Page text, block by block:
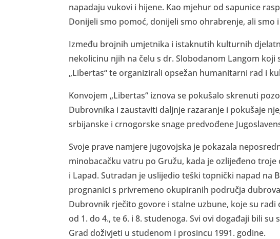
napadaju vukovi i hijene. Kao mjehur od sapunice
Donijeli smo pomoć, donijeli smo ohrabrenje, ali smo
Između brojnih umjetnika i istaknutih kulturnih
nekolicinu njih na čelu s dr. Slobodanom Langom
„Libertas“ te organizirali opsežan humanitarni rad i
Konvojem „Libertas“ iznova se pokušalo skrenuti
Dubrovnika i zaustaviti daljnje razaranje i pokušaje
srbijanske i crnogorske snage predvođene
Svoje prave namjere jugovojska je pokazala
minobacačku vatru po Gružu, kada je ozlijeđeno
i Lapad. Sutradan je uslijedio teški topnički napad na
prognanici s privremeno okupiranih područja
Dubrovnik rječito govore i stalne uzbune, koje su
od 1. do 4., te 6. i 8. studenoga. Svi ovi događaji bili
Grad doživjeti u studenom i prosincu 1991. godine.